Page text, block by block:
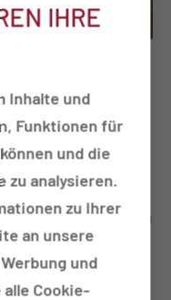
und Patienten,
Die Klinik für
Deutschen
als
Im Fokus der
der diagnostischen
sowie die
des
IHRE
Inhalte und
Funktionen für
und die
zu analysieren.
zu Ihrer
an unsere
und
Cookie-